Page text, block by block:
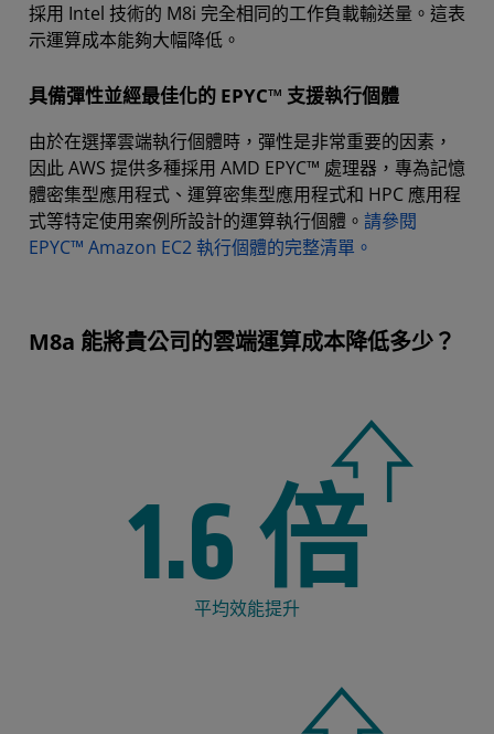
採用 Intel 技術的 M8i 完全相同的工作負載輸送量。這表
示運算成本能夠大幅降低。
具備彈性並經最佳化的 EPYC™ 支援執行個體
由於在選擇雲端執行個體時，彈性是非常重要的因素，
因此 AWS 提供多種採用 AMD EPYC™ 處理器，專為記憶
體密集型應用程式、運算密集型應用程式和 HPC 應用程
式等特定使用案例所設計的運算執行個體。 請參閱
EPYC™ Amazon EC2 執行個體的完整清單。
M8a 能將貴公司的雲端運算成本降低多少？
1.6 倍
平均效能提升